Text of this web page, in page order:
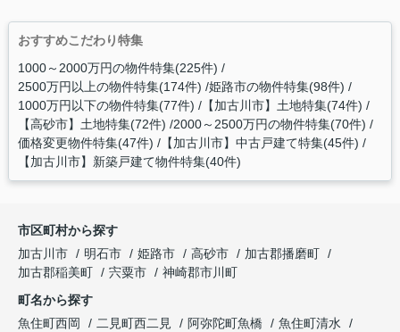
おすすめこだわり特集
1000～2000万円の物件特集(225件)
2500万円以上の物件特集(174件) 姫路市の物件特集(98件)
1000万円以下の物件特集(77件) 【加古川市】土地特集(74件)
【高砂市】土地特集(72件) 2000～2500万円の物件特集(70件)
価格変更物件特集(47件) 【加古川市】中古戸建て特集(45件)
【加古川市】新築戸建て物件特集(40件)
市区町村から探す
加古川市
明石市 姫路市 高砂市
加古郡播磨町
加古郡稲美町
宍粟市
神崎郡市川町
町名から探す
魚住町西岡
二見町西二見 阿弥陀町魚橋
魚住町清水